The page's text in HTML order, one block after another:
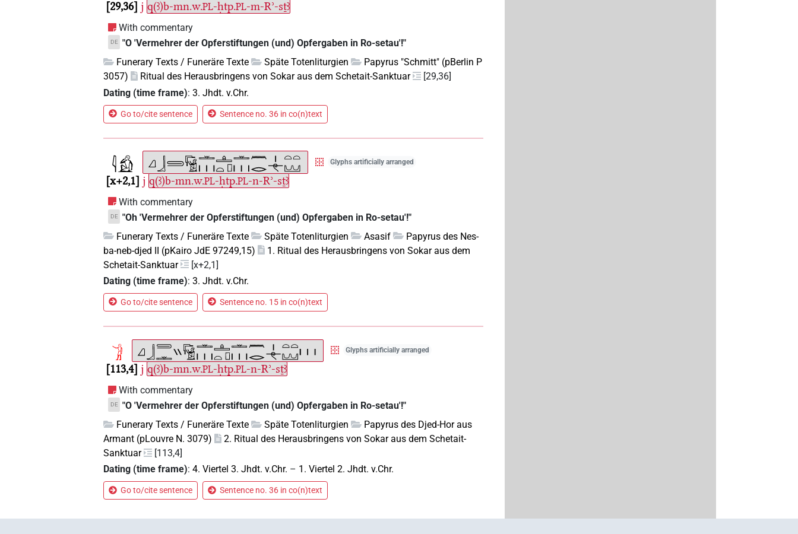
29,36 j q(ꜣ)b-mn.w.PL-ḥtp.PL-m-Rʾ-sṯꜣ
With commentary
DE "O 'Vermehrer der Opferstiftungen (und) Opfergaben in Ro-setau'!"
Funerary Texts / Funeräre Texte
Späte Totenliturgien
Papyrus "Schmitt" (pBerlin P
3057)
Ritual des Herausbringens von Sokar aus dem Schetait-Sanktuar
[29,36]
Dating (time frame):3. Jhdt. v.Chr.
Go to/cite sentence Sentence no. 36 in co(n)text
Glyphs artificially arranged
x+2,1 j q(ꜣ)b-mn.w.PL-ḥtp.PL-n-Rʾ-sṯꜣ
With commentary
DE "Oh 'Vermehrer der Opferstiftungen (und) Opfergaben in Ro-setau'!"
Funerary Texts / Funeräre Texte
Späte Totenliturgien Asasif
Papyrus des Nes-
ba-neb-djed II (pKairo JdE 97249,15)
1. Ritual des Herausbringens von Sokar aus dem
Schetait-Sanktuar
[x+2,1]
Dating (time frame):3. Jhdt. v.Chr.
Go to/cite sentence Sentence no. 15 in co(n)text
Glyphs artificially arranged
113,4 j q(ꜣ)b-mn.w.PL-ḥtp.PL-n-Rʾ-sṯꜣ
With commentary
DE "O 'Vermehrer der Opferstiftungen (und) Opfergaben in Ro-setau'!"
Funerary Texts / Funeräre Texte
Späte Totenliturgien
Papyrus des Djed-Hor aus
Armant (pLouvre N. 3079)
2. Ritual des Herausbringens von Sokar aus dem Schetait-
Sanktuar
[113,4]
Dating (time frame):4. Viertel 3. Jhdt. v.Chr. – 1. Viertel 2. Jhdt. v.Chr.
Go to/cite sentence Sentence no. 36 in co(n)text